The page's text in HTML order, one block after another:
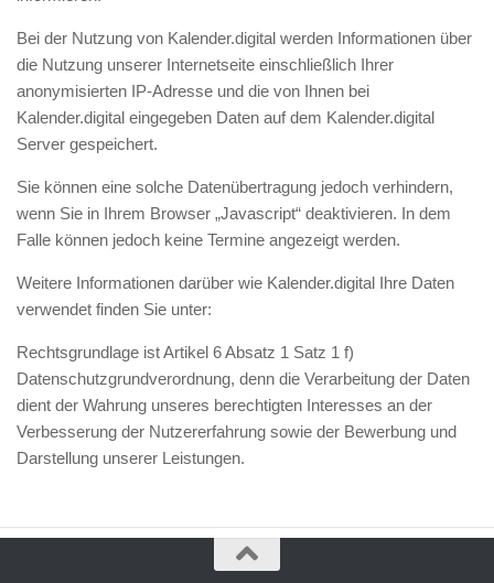
Bei der Nutzung von Kalender.digital werden Informationen über
die Nutzung unserer Internetseite einschließlich Ihrer
anonymisierten IP-Adresse und die von Ihnen bei
Kalender.digital eingegeben Daten auf dem Kalender.digital
Server gespeichert.
Sie können eine solche Datenübertragung jedoch verhindern,
wenn Sie in Ihrem Browser „Javascript“ deaktivieren. In dem
Falle können jedoch keine Termine angezeigt werden.
Weitere Informationen darüber wie Kalender.digital Ihre Daten
verwendet finden Sie unter:
Rechtsgrundlage ist Artikel 6 Absatz 1 Satz 1 f)
Datenschutzgrundverordnung, denn die Verarbeitung der Daten
dient der Wahrung unseres berechtigten Interesses an der
Verbesserung der Nutzererfahrung sowie der Bewerbung und
Darstellung unserer Leistungen.